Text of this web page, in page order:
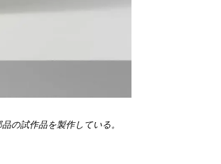
の試作品を製作している。